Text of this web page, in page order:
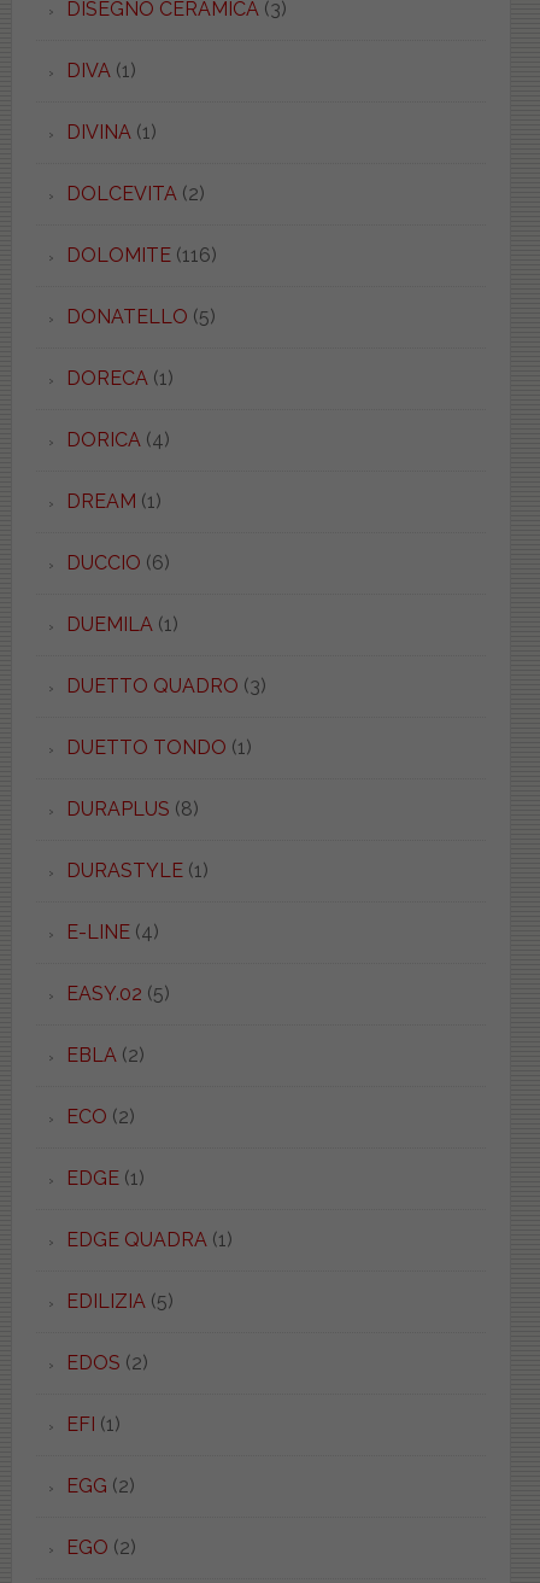
DISEGNO CERAMICA(3)
DIVA(1)
DIVINA(1)
DOLCEVITA(2)
DOLOMITE(116)
DONATELLO (5)
DORECA(1)
DORICA(4)
DREAM (1)
DUCCIO (6)
DUEMILA(1)
DUETTO QUADRO (3)
DUETTO TONDO (1)
DURAPLUS (8)
DURASTYLE(1)
E-LINE(4)
EASY.02 (5)
EBLA(2)
ECO (2)
EDGE(1)
EDGE QUADRA(1)
EDILIZIA(5)
EDOS (2)
EFI (1)
EGG (2)
EGO (2)